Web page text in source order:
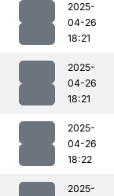
2025-
04-26
18:21
2025-
04-26
18:21
2025-
04-26
18:22
2025-